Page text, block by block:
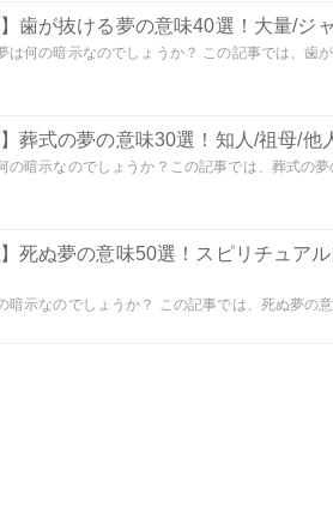
】歯が抜ける夢の意味40選！大量/ジ
は何の暗示なのでしょうか？ この記事では、歯
】葬式の夢の意味30選！知人/祖母/他
の暗示なのでしょうか？この記事では、葬式の夢
】死ぬ夢の意味50選！スピリチュア
暗示なのでしょうか？ この記事では、死ぬ夢の